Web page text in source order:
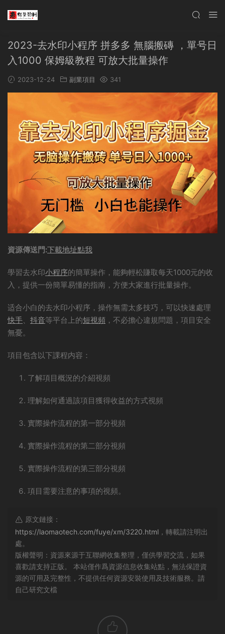
2023-去水印小程序 拼多多 無腦搬磚 ，單号日
入1000 保姆級教程 可放大批量操作
2023-12-24 副業項目 341
資源傳送門:下載地址點我
學習去水印小程序的簡單操作，能夠輕松賺取每天1000元的收
入，提供一份簡單易懂的指南，方便大家進行批量操作。
适合小白的去水印小程序，操作無需太多技巧，可以快速處理
快手、 抖音等平台上的短視頻 ，不必擔心違規問題，項目安全
無憂。
項目包含以下課程内容：
了解項目概況的介紹視頻
理解如何通過該項目獲得收益的方式視頻
實際操作流程的第一部分視頻
實際操作流程的第二部分視頻
實際操作流程的第三部分視頻
項目需要注意的事項的視頻。
原文鏈接：
https://laomaotech.com/fuye/xm/3220.html ，轉載請注明出
處。
版權聲明：資源來源于互聯網收集整理，僅供學習交流，如果
喜歡請支持正版。 本站僅作爲資源信息收集站點，無法保證資
源的可用及完整性，不提供任何資源安裝使用及技術服務。請
自己研究文檔